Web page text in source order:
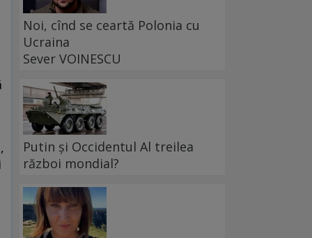
Noi, cînd se ceartă Polonia cu
Ucraina
Sever VOINESCU
Putin și Occidentul Al treilea
război mondial?